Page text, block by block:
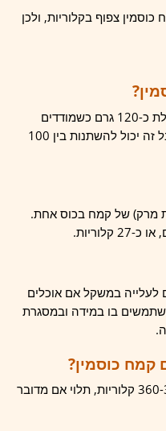
כוסמין צפוף בקלוריות, ולכן
כוס סטנדרטית של קמח כוסמין שוקלת כ-120 גרם כשמודדים
אותה בצורה נכונה (ללא דחיסה). אבל זה יכול להשתנות בין 100
כפות מרק) של קמח בכוס אחת.
לעלייה במשקל אם אוכלים
בו במידה ובמסגרת
100 גרם קמח כוסמין מכילים כ-360-370 קלוריות, תלוי אם מדובר